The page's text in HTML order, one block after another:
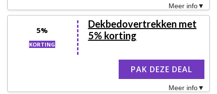
Meer info
5%
KORTING
Dekbedovertrekken met
5% korting
PAK DEZE DEAL
Meer info